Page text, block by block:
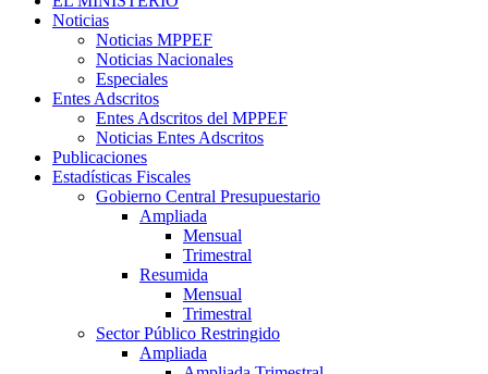
Noticias
Noticias MPPEF
Noticias Nacionales
Especiales
Entes Adscritos
Entes Adscritos del MPPEF
Noticias Entes Adscritos
Publicaciones
Estadísticas Fiscales
Gobierno Central Presupuestario
Ampliada
Mensual
Trimestral
Resumida
Mensual
Trimestral
Sector Público Restringido
Ampliada